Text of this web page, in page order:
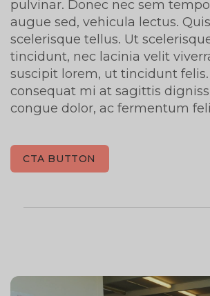
pulvinar. Donec nec sem
augue sed, vehicula lectus.
scelerisque tellus. Ut
tincidunt, nec lacinia velit
suscipit lorem, ut tincidunt
consequat mi at sagittis
congue dolor, ac fermentum
CTA BUTTON